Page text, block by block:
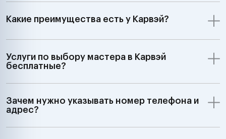
Какие преимущества есть у Карвэй?
Услуги по выбору мастера в Карвэй
бесплатные?
Зачем нужно указывать номер телефона и
адрес?